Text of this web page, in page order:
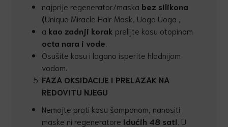
najprije regenerator/maska bez silikona
(Unique Miracle Hair Mask, Uoga Uoga ,
a kao zadnji korak prelijte kosu otopinom
octa nara i vode
Osušite kosu i lagano isperite hladnijom
vodom.
FAZA OKSIDACIJE I PRELAZAK NA
REDOVITU NJEGU
Nemojte prati kosu šamponom, nanositi
maske ni regeneratore idućih 48 sati . U